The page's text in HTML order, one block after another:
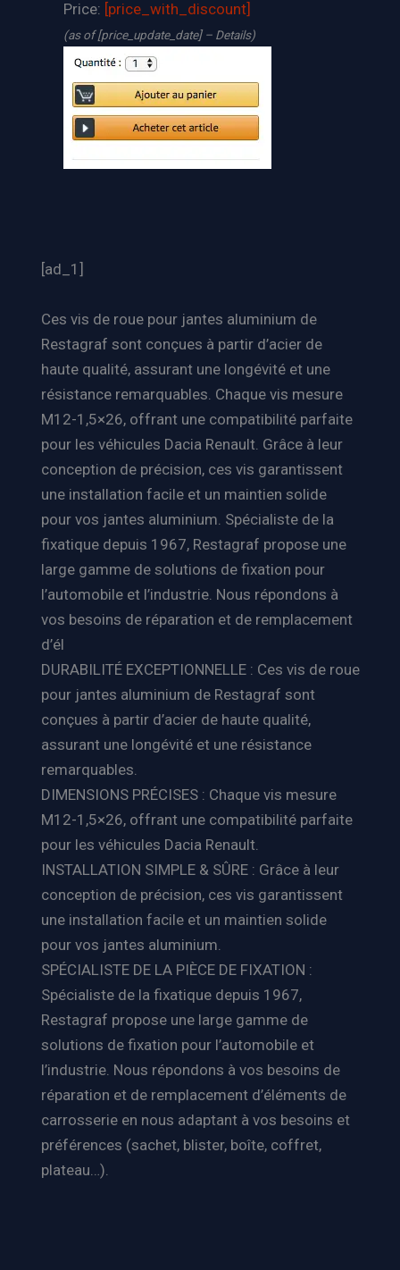
Price: [price_with_discount]
(as of [price_update_date] – Details)
[ad_1]
Ces vis de roue pour jantes aluminium de
Restagraf sont conçues à partir d’acier de
haute qualité, assurant une longévité et une
résistance remarquables. Chaque vis mesure
M12-1,5×26, offrant une compatibilité parfaite
pour les véhicules Dacia Renault. Grâce à leur
conception de précision, ces vis garantissent
une installation facile et un maintien solide
pour vos jantes aluminium. Spécialiste de la
fixatique depuis 1967, Restagraf propose une
large gamme de solutions de fixation pour
l’automobile et l’industrie. Nous répondons à
vos besoins de réparation et de remplacement
d’él
DURABILITÉ EXCEPTIONNELLE : Ces vis de roue
pour jantes aluminium de Restagraf sont
conçues à partir d’acier de haute qualité,
assurant une longévité et une résistance
remarquables.
DIMENSIONS PRÉCISES : Chaque vis mesure
M12-1,5×26, offrant une compatibilité parfaite
pour les véhicules Dacia Renault.
INSTALLATION SIMPLE & SÛRE : Grâce à leur
conception de précision, ces vis garantissent
une installation facile et un maintien solide
pour vos jantes aluminium.
SPÉCIALISTE DE LA PIÈCE DE FIXATION :
Spécialiste de la fixatique depuis 1967,
Restagraf propose une large gamme de
solutions de fixation pour l’automobile et
l’industrie. Nous répondons à vos besoins de
réparation et de remplacement d’éléments de
carrosserie en nous adaptant à vos besoins et
préférences (sachet, blister, boîte, coffret,
plateau…).